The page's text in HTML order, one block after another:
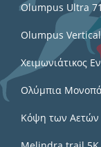
Olumpus Ultra
Olumpus Vertical
Χειμωνιάτικος
Ολύμπια
Κόψη των Αετών